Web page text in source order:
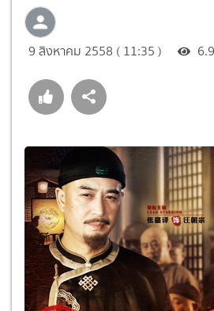
9 สิงหาคม 2558 ( 11:35 )